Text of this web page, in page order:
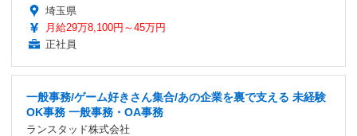
埼玉県
月給29万8,100円～45万円
正社員
一般事務/ゲーム好きさん集合/あの企業を裏で支える 未経験
OK事務 一般事務・OA事務
ランスタッド株式会社